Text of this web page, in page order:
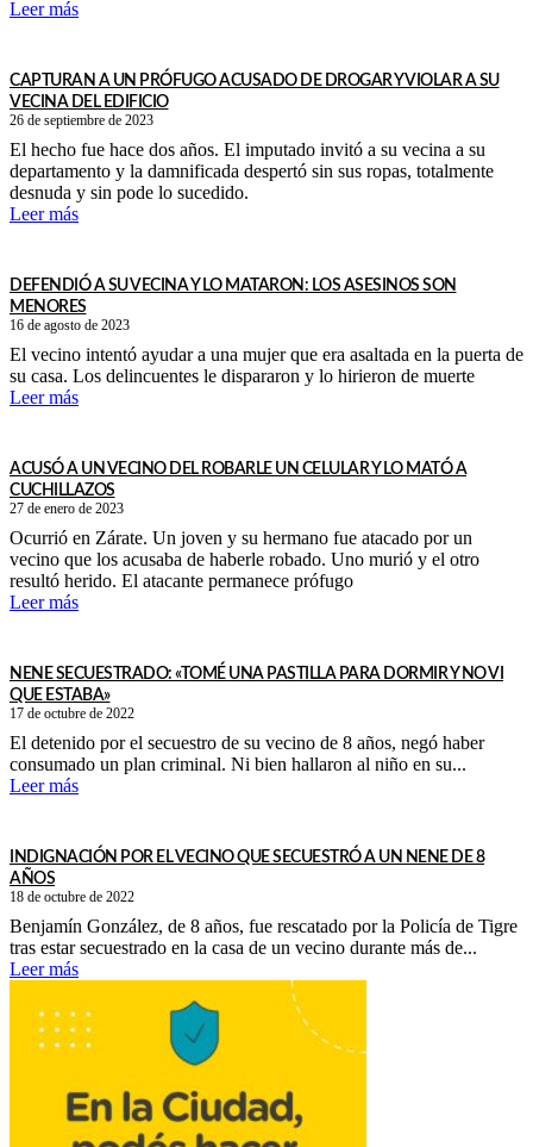
Leer más
CAPTURAN A UN PRÓFUGO ACUSADO DE DROGAR Y VIOLAR A SU
VECINA DEL EDIFICIO
26 de septiembre de 2023
El hecho fue hace dos años. El imputado invitó a su vecina a su
departamento y la damnificada despertó sin sus ropas, totalmente
desnuda y sin pode lo sucedido.
Leer más
DEFENDIÓ A SU VECINA Y LO MATARON: LOS ASESINOS SON
MENORES
16 de agosto de 2023
El vecino intentó ayudar a una mujer que era asaltada en la puerta de
su casa. Los delincuentes le dispararon y lo hirieron de muerte
Leer más
ACUSÓ A UN VECINO DEL ROBARLE UN CELULAR Y LO MATÓ A
CUCHILLAZOS
27 de enero de 2023
Ocurrió en Zárate. Un joven y su hermano fue atacado por un
vecino que los acusaba de haberle robado. Uno murió y el otro
resultó herido. El atacante permanece prófugo
Leer más
NENE SECUESTRADO: «TOMÉ UNA PASTILLA PARA DORMIR Y NO VI
QUE ESTABA»
17 de octubre de 2022
El detenido por el secuestro de su vecino de 8 años, negó haber
consumado un plan criminal. Ni bien hallaron al niño en su...
Leer más
INDIGNACIÓN POR EL VECINO QUE SECUESTRÓ A UN NENE DE 8
AÑOS
18 de octubre de 2022
Benjamín González, de 8 años, fue rescatado por la Policía de Tigre
tras estar secuestrado en la casa de un vecino durante más de...
Leer más